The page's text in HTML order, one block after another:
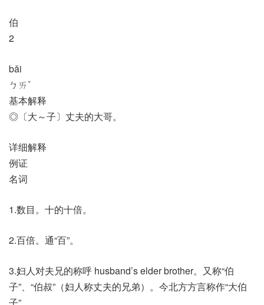
伯
2
bǎi
ㄅㄞˇ
基本解释
◎〔大～子〕丈夫的大哥。
详细解释
例证
名词
1.数目。十的十倍。
2.百倍。通“百”。
3.妇人对夫兄的称呼 husband’s elder brother。又称“伯
子”、“伯叔”（妇人称丈夫的兄弟）。今北方方言称作“大伯
子”